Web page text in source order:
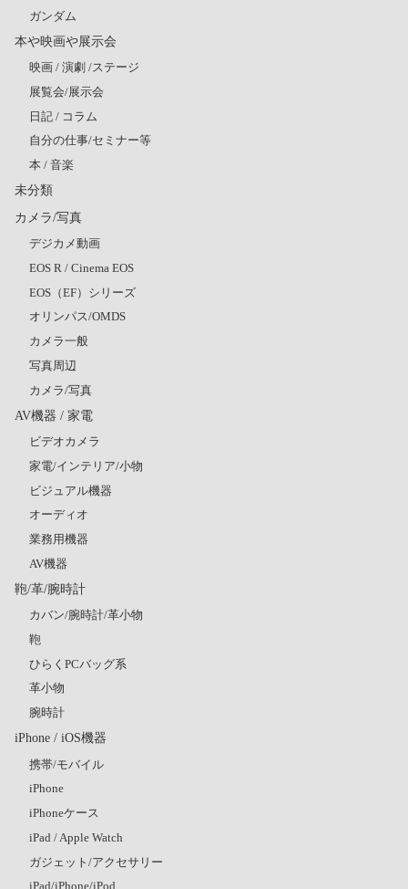
ガンダム
本や映画や展示会
映画 / 演劇 /ステージ
展覧会/展示会
日記 / コラム
自分の仕事/セミナー等
本 / 音楽
未分類
カメラ/写真
デジカメ動画
EOS R / Cinema EOS
EOS（EF）シリーズ
オリンパス/OMDS
カメラ一般
写真周辺
カメラ/写真
AV機器 / 家電
ビデオカメラ
家電/インテリア/小物
ビジュアル機器
オーディオ
業務用機器
AV機器
鞄/革/腕時計
カバン/腕時計/革小物
鞄
ひらくPCバッグ系
革小物
腕時計
iPhone / iOS機器
携帯/モバイル
iPhone
iPhoneケース
iPad / Apple Watch
ガジェット/アクセサリー
iPad/iPhone/iPod